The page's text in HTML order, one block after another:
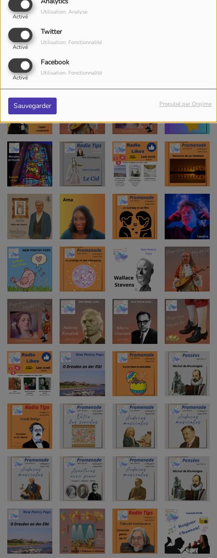
Activé
Utilisation: Analyse
Twitter
Activé
Utilisation: Fonctionnalité
Facebook
Activé
Utilisation: Fonctionnalité
Sauvegarder Propulsé par Orejime